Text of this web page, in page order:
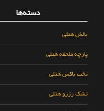
دسته‌ها
بالش هتلی
پارچه ملحفه هتلی
تخت باکس هتلی
تشک رزرو هتلی